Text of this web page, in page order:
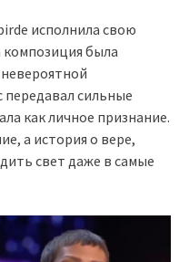
исполнила свою
композиция была
передавал сильные
как личное признание.
а история о вере,
свет даже в самые